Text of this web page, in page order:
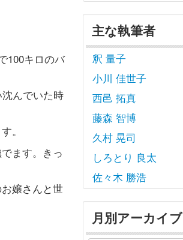
100キロのバ
んでいた時
。
ます。きっ
嬢さんと世
主な執筆者
釈 量子
小川 佳世子
西邑 拓真
藤森 智博
久村 晃司
しろとり 良太
佐々木 勝浩
月別アーカイブ